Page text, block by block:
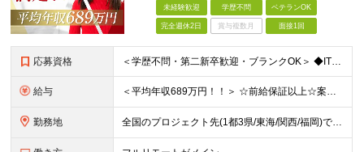
未経験歓迎 学歴不問 ベテランOK
完全週休2日 賞与複数月 面接1回
応募資格 ＜学歴不問・第二新卒歓迎・ブランクOK＞ ◆IT業界での実務経験（2年以上） ※アプリ・インフラ等の領域は不問 【歓迎条件】 ◎コンサルティングファームでの実務経験 ◎SIにおける上流工程
給与 ＜平均年収689万円！！＞ ☆前給保証以上☆案件待機期間も給与保証あり☆ 月給40万円～150万円（固定残業代含む） ※経験や能力を考慮し決定します ※試用期間6ヶ月あり。条件や待遇に差異はありません
勤務地 全国のプロジェクト先(1都3県/東海/関西/福岡)での勤務となります。 ★全国から参画可能な案件あり！ ★リモートワーク・リモート併用・常駐案件すべてあり！ ★転居を伴う転勤はナシ ┗1人1人の働き